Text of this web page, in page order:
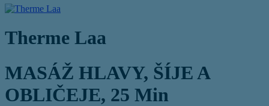
Therme Laa
MASÁŽ HLAVY, ŠÍJE A
OBLIČEJE, 25 Min